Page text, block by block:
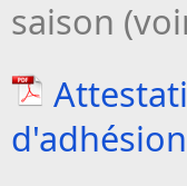
saison